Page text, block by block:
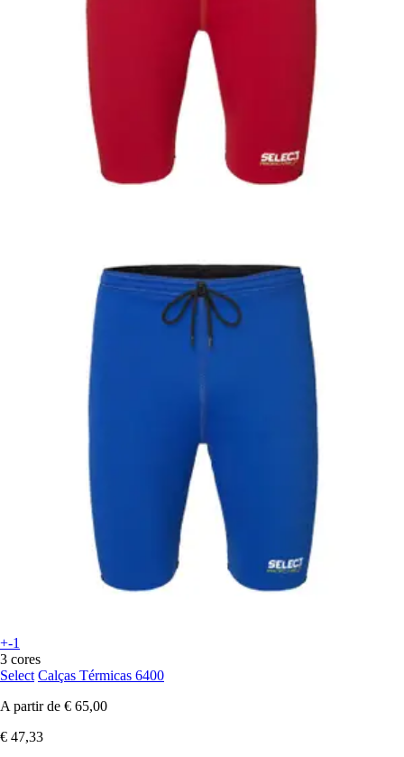
+-1
3 cores
Select Calças Térmicas 6400
A partir de € 65,00
€ 47,33